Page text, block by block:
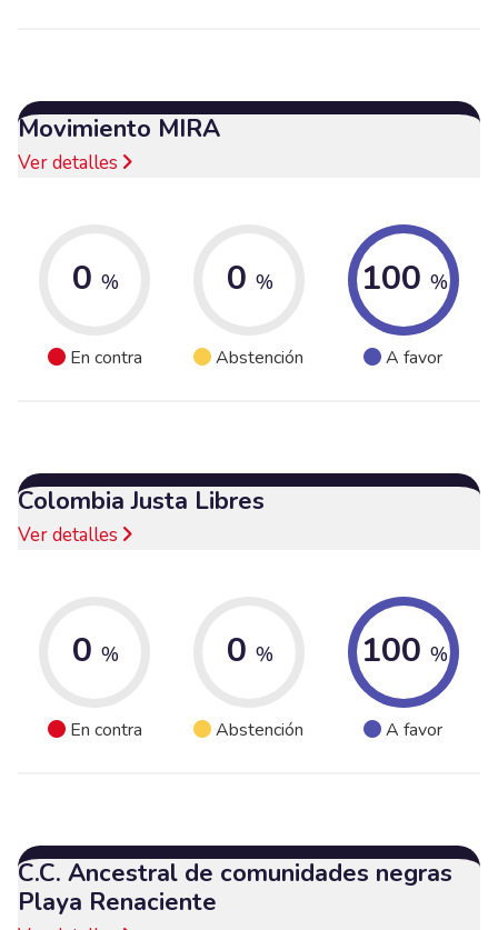
Movimiento MIRA
Ver detalles
0 %
En contra
0 %
Abstención
100 %
A favor
Colombia Justa Libres
Ver detalles
0 %
En contra
0 %
Abstención
100 %
A favor
C.C. Ancestral de comunidades negras
Playa Renaciente